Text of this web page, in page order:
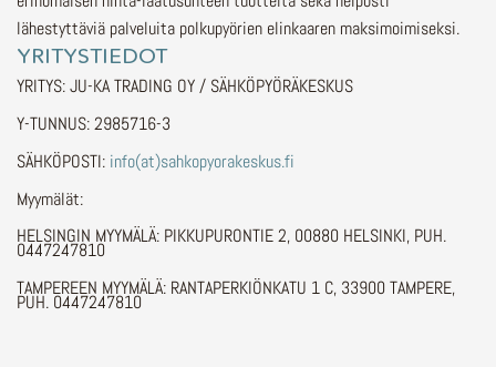
lähestyttäviä palveluita polkupyörien elinkaaren maksimoimiseksi.
YRITYSTIEDOT
YRITYS: JU-KA TRADING OY / SÄHKÖPYÖRÄKESKUS
Y-TUNNUS: 2985716-3
SÄHKÖPOSTI: info(at)sahkopyorakeskus.fi
Myymälät:
HELSINGIN MYYMÄLÄ: PIKKUPURONTIE 2, 00880 HELSINKI, PUH.
0447247810
TAMPEREEN MYYMÄLÄ: RANTAPERKIÖNKATU 1 C, 33900 TAMPERE,
PUH. 0447247810